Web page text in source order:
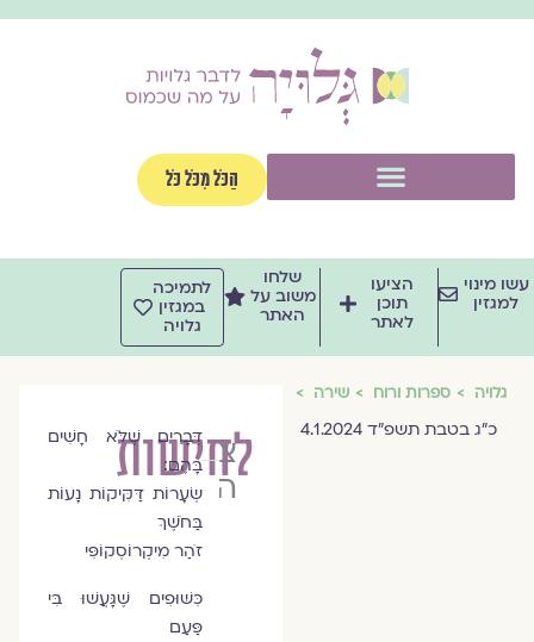
הַכֹּל מִכֹּל כֹּל
מינוי
למגזין
הציעו
תוכן
לאתר
שלחו
משוב על
האתר
לתמיכה
במגזין
גלויה
גלויה ספרות ורוח שירה
כ״ג בטבת תשפ״ד 4.1.2024 לחישות
צופיה
הרבנד
דְּבָרִים שֶׁלֹּא חָשִׁים
בָּהֶם:
שְׂעָרוֹת דַּקִּיקוֹת נָעוֹת
בַּחֹשֶׁךְ
זֹהַר מִיקְרוֹסְקוֹפִּי
כִּשּׁוּפִים שֶׁגָּעֲשׁוּ בִּי
פַּעַם